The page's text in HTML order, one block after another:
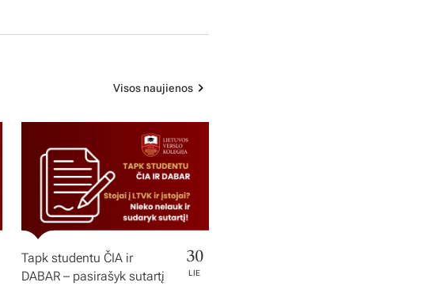
Visos naujienos
Tapk studentu ČIA ir
DABAR – pasirašyk sutartį
30
LIE